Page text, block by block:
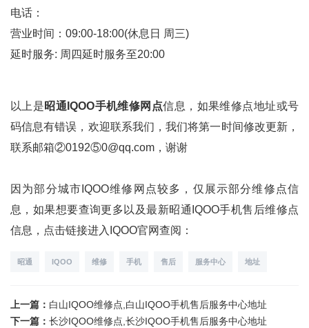
电话：
营业时间：09:00-18:00(休息日 周三)
延时服务: 周四延时服务至20:00
以上是 昭通IQOO手机维修网点信息，如果维修点地址或号
码信息有错误，欢迎联系我们，我们将第一时间修改更新，
联系邮箱②0192⑤0@qq.com，谢谢
因为部分城市IQOO维修网点较多，仅展示部分维修点信
息，如果想要查询更多以及最新昭通IQOO手机售后维修点
信息，点击链接进入IQOO官网查阅：
昭通 IQOO 维修 手机 售后 服务中心 地址
上一篇： 白山IQOO维修点,白山IQOO手机售后服务中心地址
下一篇： 长沙IQOO维修点,长沙IQOO手机售后服务中心地址